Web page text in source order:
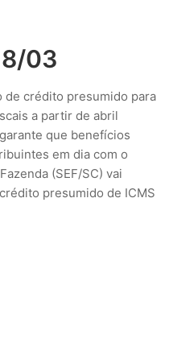
03
de crédito presumido para
a partir de abril
que benefícios
em dia com o
(SEF/SC) vai
presumido de ICMS